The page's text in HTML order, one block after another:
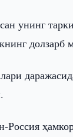
унинг
Россия